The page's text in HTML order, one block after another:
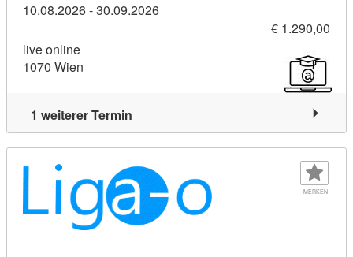
10.08.2026 - 30.09.2026
€ 1.290,00
live online
1070 Wien
1 weiterer Termin
MERKEN